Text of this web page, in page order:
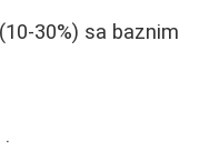
30%) sa baznim